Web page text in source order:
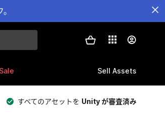
Sale Sell Assets
すべてのアセットを Unity が審査済み